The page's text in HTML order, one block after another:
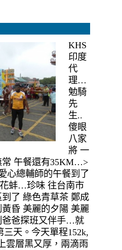
KHS
印度
代
理…
勉騎
先
生..
傻眼
八家
將 一
常 午餐還有35KM…>
心總輔師的午餐到了
蚌…珍味 往台南市
了 綠色青草茶 鄭成
昏 美麗的夕陽 美麗
爸爸探班又伴手…就
天。今天單程152k,
雲層黑又厚，兩滴雨